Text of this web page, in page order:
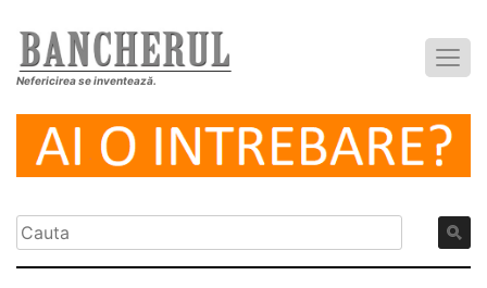
Nefericirea se inventează.